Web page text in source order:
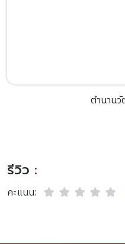
ตำนาน
รีวิว :
คะแนน: